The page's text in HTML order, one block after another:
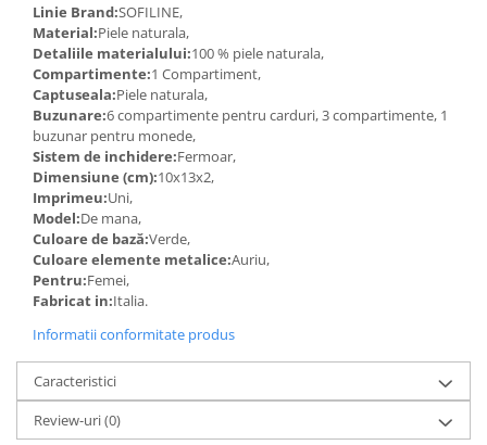
Linie Brand:SOFILINE,
Material:Piele naturala,
Detaliile materialului:100 % piele naturala,
Compartimente:1 Compartiment,
Captuseala:Piele naturala,
Buzunare:6 compartimente pentru carduri, 3 compartimente, 1
buzunar pentru monede,
Sistem de inchidere:Fermoar,
Dimensiune (cm):10x13x2,
Imprimeu:Uni,
Model:De mana,
Culoare de bază:Verde,
Culoare elemente metalice:Auriu,
Pentru:Femei,
Fabricat in:Italia.
Informatii conformitate produs
Caracteristici
Review-uri(0)